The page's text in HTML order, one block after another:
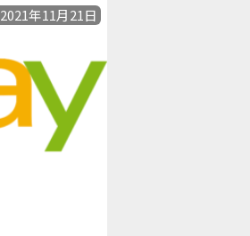
2021年11月21日